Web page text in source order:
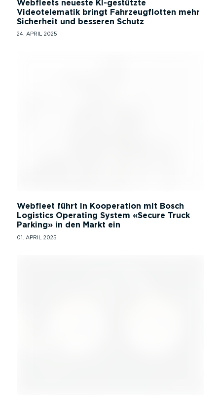
Webfleets neueste KI-gestützte
Videotelematik bringt Fahrzeugflotten mehr
Sicherheit und besseren Schutz
24. APRIL 2025
Webfleet führt in Kooperation mit Bosch
Logistics Operating System
Secure Truck
Parking
in den Markt ein
01. APRIL 2025